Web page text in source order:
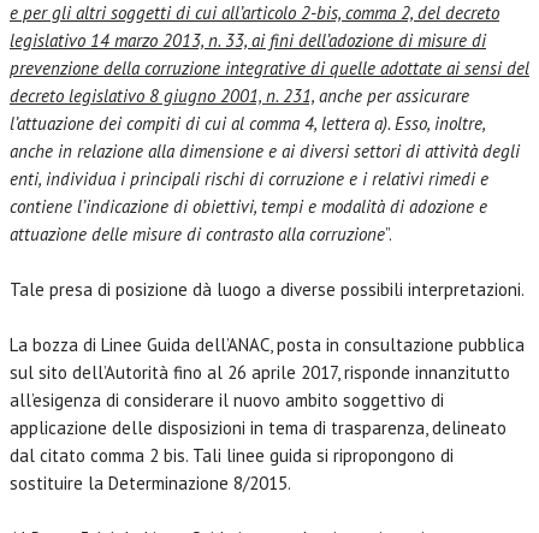
e per gli altri soggetti di cui all’articolo 2-bis, comma 2, del decreto
legislativo 14 marzo 2013, n. 33, ai fini dell’adozione di misure di
prevenzione della corruzione integrative di quelle adottate ai sensi del
decreto legislativo 8 giugno 2001, n. 231, anche per assicurare
l’attuazione dei compiti di cui al comma 4, lettera a). Esso, inoltre,
anche in relazione alla dimensione e ai diversi settori di attività degli
enti, individua i principali rischi di corruzione e i relativi rimedi e
contiene l’indicazione di obiettivi, tempi e modalità di adozione e
attuazione delle misure di contrasto alla corruzione”.
Tale presa di posizione dà luogo a diverse possibili interpretazioni.
La bozza di Linee Guida dell’ANAC, posta in consultazione pubblica
sul sito dell’Autorità fino al 26 aprile 2017, risponde innanzitutto
all’esigenza di considerare il nuovo ambito soggettivo di
applicazione delle disposizioni in tema di trasparenza, delineato
dal citato comma 2 bis. Tali linee guida si ripropongono di
sostituire la Determinazione 8/2015.